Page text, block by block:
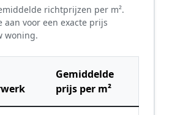
richtprijzen per m².
aan voor een exacte prijs
woning.
Gemiddelde
prijs per m²